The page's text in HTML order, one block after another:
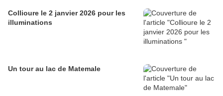
Collioure le 2 janvier 2026 pour les
illuminations
Un tour au lac de Matemale